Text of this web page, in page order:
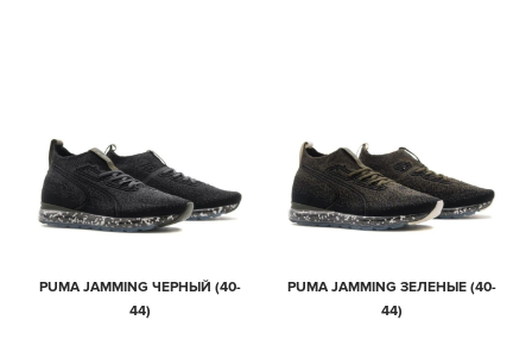
PUMA JAMMING ЧЕРНЫЙ (40-
44)
PUMA JAMMING ЗЕЛЕНЫЕ (40-
44)